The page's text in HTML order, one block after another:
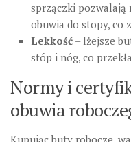
sprzączki pozwalają
obuwia do stopy, co
Lekkość – lżejsze
stóp i nóg, co
Normy i
obuwia